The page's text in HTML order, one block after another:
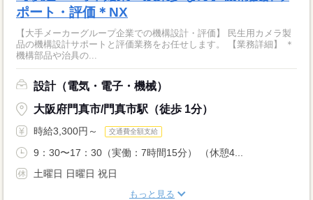
ポート・評価＊NX
【大手メーカーグループ企業での機構設計・評価】 民生用カメラ製
品の機構設計サポートと評価業務をお任せします。 【業務詳細】 ＊
機構部品や治具の...
設計（電気・電子・機械）
大阪府門真市/門真市駅（徒歩 1分）
時給3,300円～ 交通費全額支給
9：30〜17：30（実働：7時間15分） （休憩4...
土曜日 日曜日 祝日
もっと見る